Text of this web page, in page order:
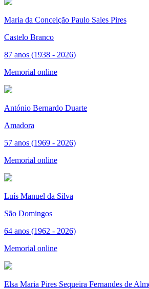
Maria da Conceição Paulo Sales Pires
Castelo Branco
87 anos (1938 - 2026)
Memorial online
António Bernardo Duarte
Amadora
57 anos (1969 - 2026)
Memorial online
Luís Manuel da Silva
São Domingos
64 anos (1962 - 2026)
Memorial online
Elsa Maria Pires Sequeira Fernandes de